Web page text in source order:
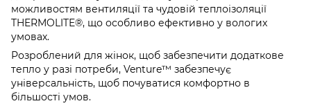
можливостям вентиляції та чудовій теплоізоляції
THERMOLITE®, що особливо ефективно у вологих
умовах.
Розроблений для жінок, щоб забезпечити додаткове
тепло у разі потреби, Venture™ забезпечує
універсальність, щоб почуватися комфортно в
більшості умов.